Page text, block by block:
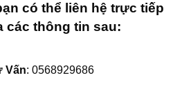
có thể liên hệ trực tiếp
các thông tin sau:
Vấn: 0568929686